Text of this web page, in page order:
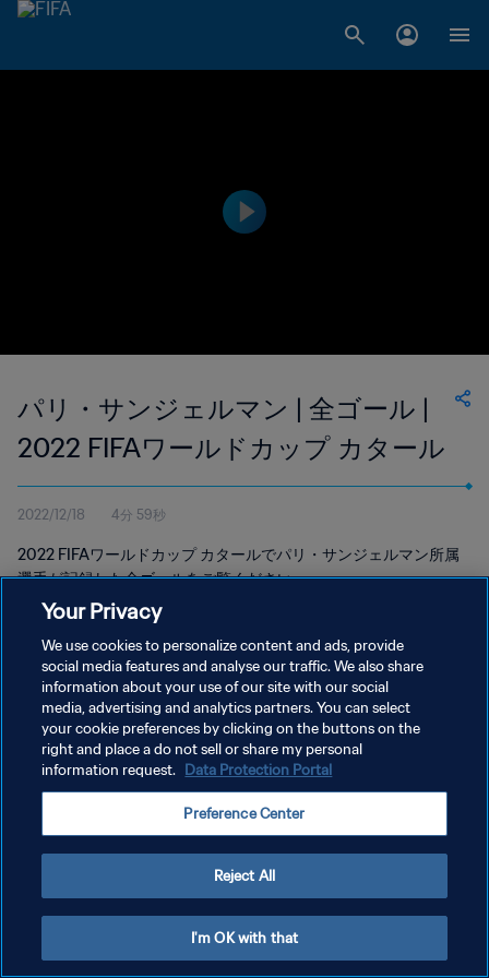
パリ・サンジェルマン | 全ゴール |
2022 FIFAワールドカップ カタール
2022/12/18 4分 59秒
2022 FIFAワールドカップ カタールでパリ・サンジェルマン所属
選手が記録した全ゴールをご覧ください。
プライバシーポリシー
サービス利用規約
クッキー設定の管理
Your Privacy
We use cookies to personalize content and ads, provide
social media features and analyse our traffic. We also share
information about your use of our site with our social
media, advertising and analytics partners. You can select
your cookie preferences by clicking on the buttons on the
right and place a do not sell or share my personal
information request. Data Protection Portal
Preference Center
Reject All
I'm OK with that